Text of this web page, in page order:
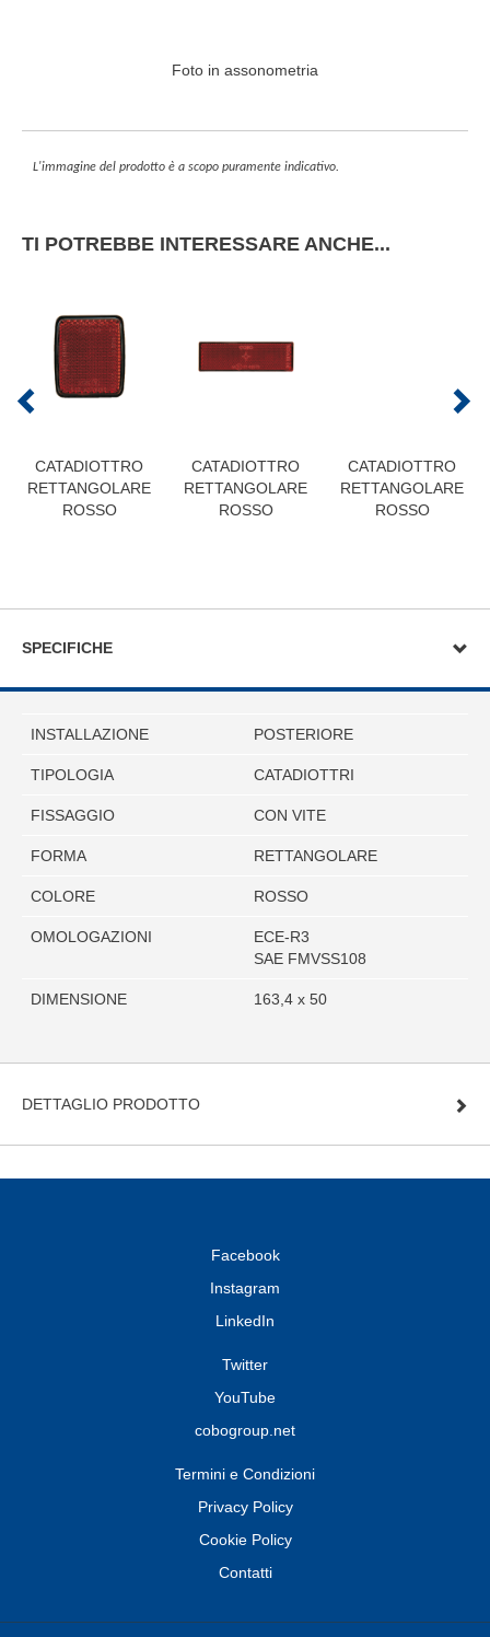
Foto in assonometria
L'immagine del prodotto è a scopo puramente indicativo.
TI POTREBBE INTERESSARE ANCHE...
CATADIOTTRO
RETTANGOLARE
ROSSO
CATADIOTTRO
RETTANGOLARE
ROSSO
CATADIOTTRO
RETTANGOLARE
ROSSO
SPECIFICHE
INSTALLAZIONE POSTERIORE
TIPOLOGIA CATADIOTTRI
FISSAGGIO CON VITE
FORMA RETTANGOLARE
COLORE ROSSO
OMOLOGAZIONI
ECE-R3
SAE FMVSS108
DIMENSIONE 163,4 x 50
DETTAGLIO PRODOTTO
Facebook
Instagram
LinkedIn
Twitter
YouTube
cobogroup.net
Termini e Condizioni
Privacy Policy
Cookie Policy
Contatti